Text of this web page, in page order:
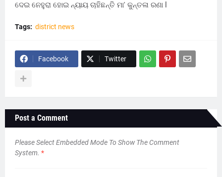
ଦେଇ ନେହୁରା ହୋଇ ନ୍ୟାୟ ଚାହିଛନ୍ତି ମା' କୁନ୍ତଳା ରଣା l
Tags: district news
Facebook Twitter
Post a Comment
Please Select Embedded Mode To Show The Comment
System. *